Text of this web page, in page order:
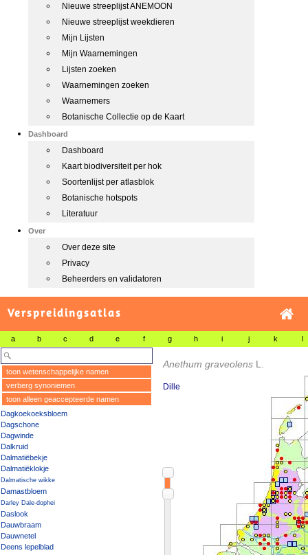
Nieuwe streeplijst ANEMOON
Nieuwe streeplijst weekdieren
Mijn Lijsten
Mijn Waarnemingen
Lijsten zoeken
Waarnemingen zoeken
Waarnemers
Botanische Collectie op de Kaart
Dashboard
Dashboard
Kaart biodiversiteit per hok
Soortenlijst per atlasblok
Botanische hotspots
Literatuur
Over
Over deze site
Privacy
Beheerders en validatoren
Verspreidingsatlas
a b c d e f g h i j k l
toon wetenschappelijke namen
verberg synoniemen
toon alleen geaccepteerde namen
Dagkoekoeksbloem
Dagschone
Dagwinde
Dalkruid
Dalmatiëbekje
Dalmatiëklokje
Dalmatische wikke
Damastbloem
Darley Dale-dophei
Daslook
Dauwbraam
Dauwnetel
Deens lepelblad
Anethum graveolens L.
Dille